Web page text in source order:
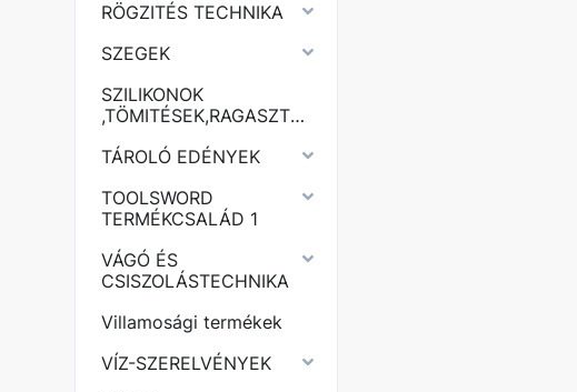
RÖGZITÉS TECHNIKA
SZEGEK
SZILIKONOK
,TÖMITÉSEK,RAGASZTÓK,PURHABOK,
TÁROLÓ EDÉNYEK
TOOLSWORD
TERMÉKCSALÁD 1
VÁGÓ ÉS
CSISZOLÁSTECHNIKA
Villamosági termékek
VÍZ-SZERELVÉNYEK